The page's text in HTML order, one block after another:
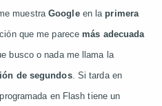
muestraGoogleen laprimera
que me parecemás adecuada
busco o nada me llama la
de segundos. Si tarda en
en Flash tiene un